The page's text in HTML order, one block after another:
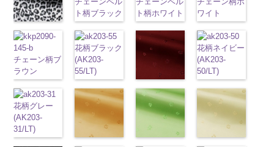
LUNAMARY
ラージサイ
ズ、
Macolina、
NUDE、
pinkywolman
0
LUNAMARY
ラージサイ
ズ、
Macolina、
NUDE、
pinkywolman
0
d.、
DOLCELABY、
JEANNE、
LUNAMARY、
LUNAMARY
ラージサイ
Macolina、
NUDE、
pinkywolman
C ブラック×
ホワイト
テル100％
DOLCELABY、
FairyRose
6000
d.、
DOLCELABY、
FairyRose、
JEANNE、
LUNAMARY、
LUNAMARY
ラージサイ
ズ、
Macolina、
NUDE、
pinkywolman
0
55-B/UN)
http://www.anys.co.jp/wp-
55-b.jpg
KKP1092-55-
B ブラウン
レオパード柄
100％
DOLCELABY
6000
93-C/UN)
http://www.anys.co.jp/wp-
93-c.jpg
KKP1092-93-
ベージュ
幾何学ドット
テル100％
DOLCELABY
93-D/UN)
http://
93-d.jpg
KKP1092-93-
D ピンク
何学ドット柄
100％
DOLCELABY
グレー
(KKP1092-
55-C/UN)
http://www.anys.co.jp/wp-
55-c.jpg
KKP1092-55-
C グレー
オパード柄
ト柄ブラック
(KKP1092-
137-D/UN)
http://www.anys.co.jp/wp-
content/uploads/2013/08/kkp1092-
137-d.jpg
KKP1092-
137-D ブラッ
チェーン
ベルト柄
リエステル
100％
ト柄ホワイト
(KKP1092-
137-A/UN)
http://www.anys.co.jp/wp-
content/uploads/2013/08/kkp1092-
KKP1092-
137-A ホワイ
ト チェーン
ベルト柄 ポ
リエステル
100％
ワイト
(KKP2090-
145-A/UN)
http://
content/uploads/
145-a.jpg
KKP2090-
145-A ホワイ
チェーン
柄
ポリエス
テル100％
DOLCELABY
チェーン柄ブ
ラウン
(KKP21090-
145-B/UN)
http://www.anys.co.jp/wp-
content/uploads/2013/08/kkp2090-
145-b.jpg
KKP2090-
花柄ブラック
(AK203-
55/LT)
http://www.anys.co.jp/wp-
content/uploads/2013/05/ak203-
AK203-55
花柄
キュプラ
(AK203-
51/LT)
http://www.anys.co.jp/wp-
content/uploads/2013/05/ak203-
花柄ネイビー
(AK203-
50/LT)
http://
content/uploads/
AK203-50
花柄
キュプラ
花柄グレー
(AK203-
31/LT)
http://www.anys.co.jp/wp-